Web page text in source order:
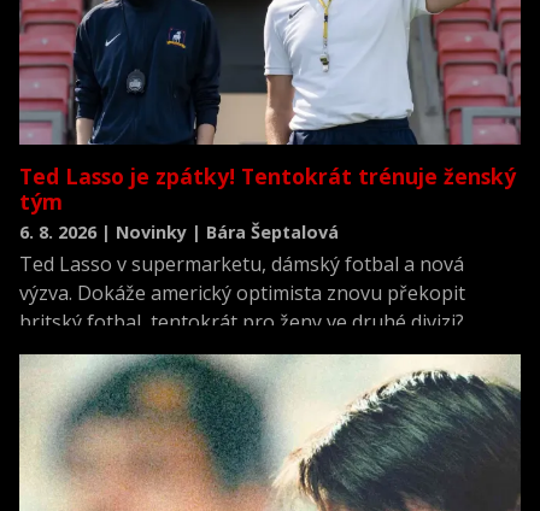
Ted Lasso je zpátky! Tentokrát trénuje ženský
tým
6. 8. 2026 | Novinky | Bára Šeptalová
Ted Lasso v supermarketu, dámský fotbal a nová
výzva. Dokáže americký optimista znovu překopit
britský fotbal, tentokrát pro ženy ve druhé divizi?